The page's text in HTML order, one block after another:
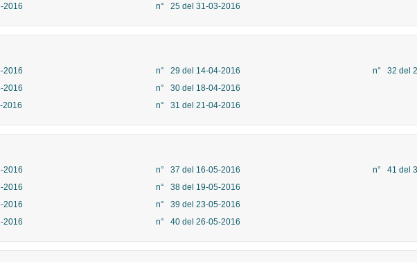
2016
n° 25 del 31-03-2016
2016
2016
2016
n° 29 del 14-04-2016
n° 30 del 18-04-2016
n° 31 del 21-04-2016
n° 32 del
2016
2016
2016
2016
n° 37 del 16-05-2016
n° 38 del 19-05-2016
n° 39 del 23-05-2016
n° 40 del 26-05-2016
n° 41 del